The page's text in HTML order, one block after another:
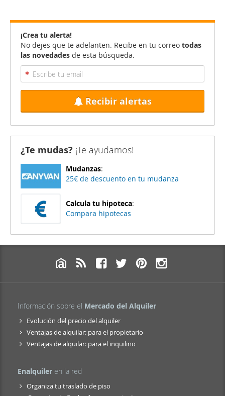
¡Crea tu alerta!
No dejes que te adelanten. Recibe en tu correo todas
las novedades de esta búsqueda.
Recibir alertas
¿Te mudas? ¡Te ayudamos!
Mudanzas:
25€ de descuento en tu mudanza
Calcula tu hipoteca:
Compara hipotecas
Información sobre el Mercado del Alquiler
Evolución del precio del alquiler
Ventajas de alquilar: para el propietario
Ventajas de alquilar: para el inquilino
Enalquiler en la red
Organiza tu traslado de piso